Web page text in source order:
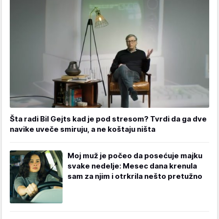
Šta radi Bil Gejts kad je pod stresom? Tvrdi da ga dve
navike uveče smiruju, a ne koštaju ništa
Moj muž je počeo da posećuje majku
svake nedelje: Mesec dana krenula
sam za njim i otrkrila nešto pretužno